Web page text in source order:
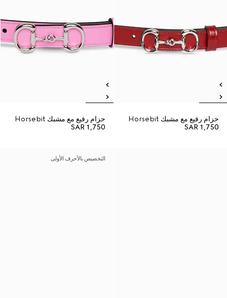
حزام رفيع مع مشبك Horsebit
SAR 1,750
حزام رفيع مع مشبك Horsebit
SAR 1,750
التخصيص بالأحرف الأولى